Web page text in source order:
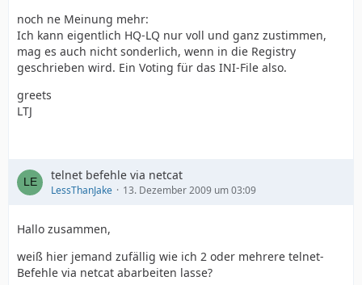
noch ne Meinung mehr:
Ich kann eigentlich HQ-LQ nur voll und ganz zustimmen,
mag es auch nicht sonderlich, wenn in die Registry
geschrieben wird. Ein Voting für das INI-File also.
greets
LTJ
telnet befehle via netcat
LessThanJake 13. Dezember 2009 um 03:09
Hallo zusammen,
weiß hier jemand zufällig wie ich 2 oder mehrere telnet-
Befehle via netcat abarbeiten lasse?